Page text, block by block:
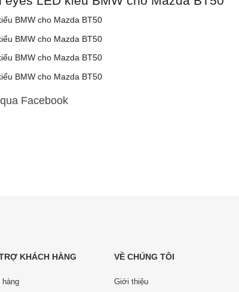
Facebook
KHÁCH HÀNG
hàng
VỀ CHÚNG TÔI
Giới thiệu